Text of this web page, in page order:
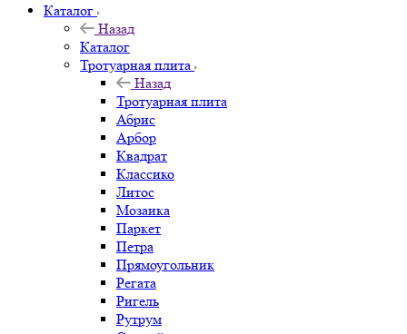
Каталог
Назад
Каталог
Тротуарная плита
Назад
Тротуарная плита
Абрис
Арбор
Квадрат
Классико
Литос
Мозаика
Паркет
Петра
Прямоугольник
Регата
Ригель
Рутрум